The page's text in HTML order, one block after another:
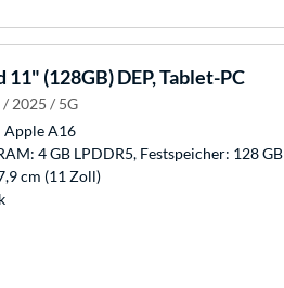
11" (128GB) DEP, Tablet-PC
/ 2025 / 5G
Apple A16
4 GB LPDDR5, Festspeicher: 128 GB
cm (11 Zoll)